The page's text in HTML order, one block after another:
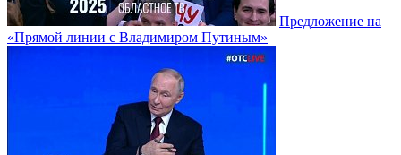
Предложение на
«Прямой линии с Владимиром Путиным»